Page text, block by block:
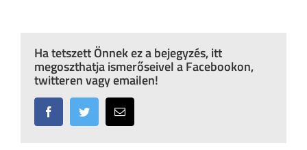
Ha tetszett Önnek ez a bejegyzés, itt
megoszthatja ismerőseivel a Facebookon,
twitteren vagy emailen!
FacebookTwitter Email: